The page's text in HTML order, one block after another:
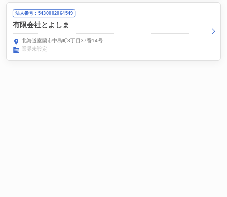
法人番号：5430002064549
有限会社とよしま
北海道室蘭市中島町3丁目37番14号
業界未設定